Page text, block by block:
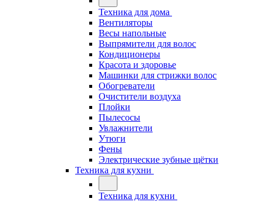
Техника для дома
Вентиляторы
Весы напольные
Выпрямители для волос
Кондиционеры
Красота и здоровье
Машинки для стрижки волос
Обогреватели
Очистители воздуха
Плойки
Пылесосы
Увлажнители
Утюги
Фены
Электрические зубные щётки
Техника для кухни
Техника для кухни